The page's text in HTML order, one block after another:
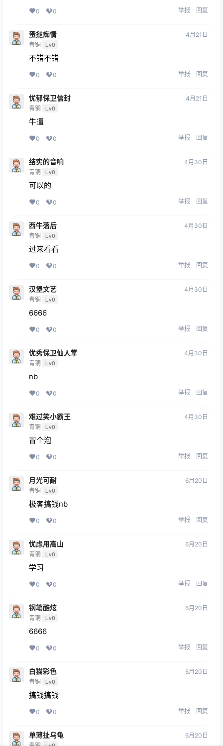
0 0 举报 回复
蛋挞痴情
青铜 Lv0
4月21日
不错不错
0 0 举报 回复
忧郁保卫信封
青铜 Lv0
4月21日
牛逼
0 0 举报 回复
结实的音响
青铜 Lv0
4月30日
可以的
0 0 举报 回复
西牛落后
青铜 Lv0
4月30日
过来看看
0 0 举报 回复
汉堡文艺
青铜 Lv0
4月30日
6666
0 0 举报 回复
优秀保卫仙人掌
青铜 Lv0
4月30日
nb
0 0 举报 回复
难过笑小霸王
青铜 Lv0
4月30日
冒个泡
0 0 举报 回复
月光可耐
青铜 Lv0
6月20日
极客搞钱nb
0 0 举报 回复
忧虑用高山
青铜 Lv0
6月20日
学习
0 0 举报 回复
钢笔酷炫
青铜 Lv0
6月20日
6666
0 0 举报 回复
白猫彩色
青铜 Lv0
6月20日
搞钱搞钱
0 0 举报 回复
单薄扯乌龟 6月20日